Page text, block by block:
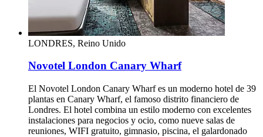
LONDRES, Reino Unido
Novotel London Canary Wharf
El Novotel London Canary Wharf es un moderno hotel de 39
plantas en Canary Wharf, el famoso distrito financiero de
Londres. El hotel combina un estilo moderno con excelentes
instalaciones para negocios y ocio, como nueve salas de
reuniones, WIFI gratuito, gimnasio, piscina, el galardonado